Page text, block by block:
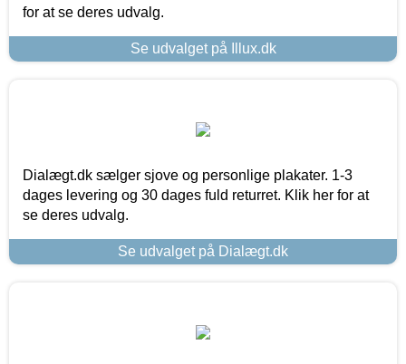
for at se deres udvalg.
Se udvalget på Illux.dk
Dialægt.dk sælger sjove og personlige plakater. 1-3
dages levering og 30 dages fuld returret. Klik her for at
se deres udvalg.
Se udvalget på Dialægt.dk